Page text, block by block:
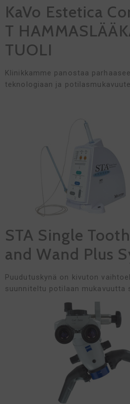
KaVo Estetica
T
TUOLI
Klinikkamme panostaa
teknologiaan ja
STA Single
and Wand Plus
Puudutuskynä on kivuton
suunniteltu potilaan mukavuutta